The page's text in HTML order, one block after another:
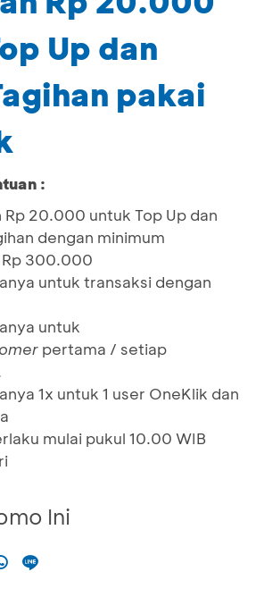
Up dan
pakai
:
Rp 20.000 untuk Top Up dan
dengan minimum
300.000
untuk transaksi dengan
untuk
pertama / setiap
1x untuk 1 user OneKlik dan
mulai pukul 10.00 WIB
Ini